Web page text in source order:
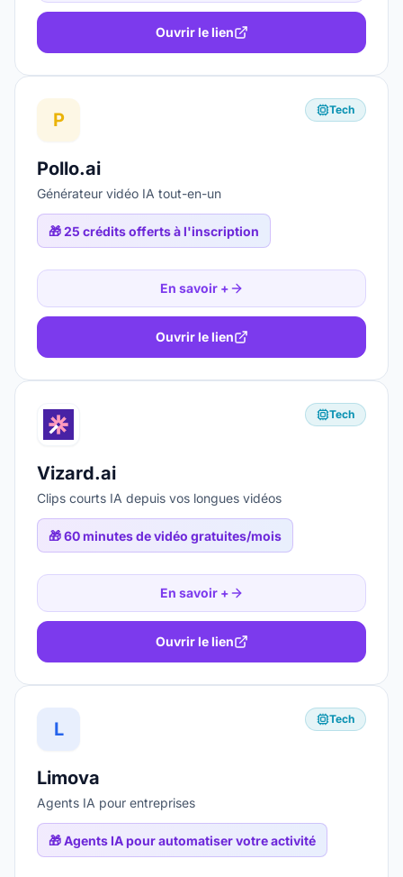
Ouvrir le lien
P Tech
Pollo.ai
Générateur vidéo IA tout-en-un
🎁25 crédits offerts à l'inscription
En savoir +
Ouvrir le lien
Tech
Vizard.ai
Clips courts IA depuis vos longues vidéos
🎁60 minutes de vidéo gratuites/mois
En savoir +
Ouvrir le lien
L Tech
Limova
Agents IA pour entreprises
🎁Agents IA pour automatiser votre activité